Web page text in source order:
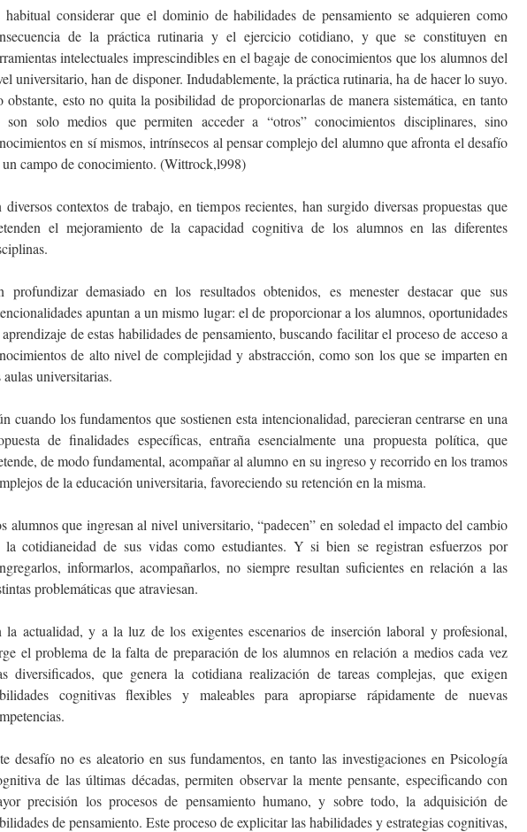
habitual considerar que el dominio de habilidades de pensamiento se adquieren como
de la práctica rutinaria y el ejercicio cotidiano, y que se constituyen en
intelectuales imprescindibles en el bagaje de conocimientos que los alumnos del
universitario, han de disponer. Indudablemente, la práctica rutinaria, ha de hacer lo suyo.
obstante, esto no quita la posibilidad de proporcionarlas de manera sistemática, en tanto
son solo medios que permiten acceder a “otros” conocimientos disciplinares, sino
en sí mismos, intrínsecos al pensar complejo del alumno que afronta el desafío
un campo de conocimiento. (Wittrock,l998)
diversos contextos de trabajo, en tiempos recientes, han surgido diversas propuestas que
el mejoramiento de la capacidad cognitiva de los alumnos en las diferentes
profundizar demasiado en los resultados obtenidos, es menester destacar que sus
apuntan a un mismo lugar: el de proporcionar a los alumnos, oportunidades
de estas habilidades de pensamiento, buscando facilitar el proceso de acceso a
de alto nivel de complejidad y abstracción, como son los que se imparten en
aulas universitarias.
cuando los fundamentos que sostienen esta intencionalidad, parecieran centrarse en una
de finalidades específicas, entraña esencialmente una propuesta política, que
de modo fundamental, acompañar al alumno en su ingreso y recorrido en los tramos
de la educación universitaria, favoreciendo su retención en la misma.
alumnos que ingresan al nivel universitario, “padecen” en soledad el impacto del cambio
la cotidianeidad de sus vidas como estudiantes. Y si bien se registran esfuerzos por
informarlos, acompañarlos, no siempre resultan suficientes en relación a las
problemáticas que atraviesan.
la actualidad, y a la luz de los exigentes escenarios de inserción laboral y profesional,
el problema de la falta de preparación de los alumnos en relación a medios cada vez
diversificados, que genera la cotidiana realización de tareas complejas, que exigen
cognitivas flexibles y maleables para apropiarse rápidamente de nuevas
desafío no es aleatorio en sus fundamentos, en tanto las investigaciones en Psicología
de las últimas décadas, permiten observar la mente pensante, especificando con
precisión los procesos de pensamiento humano, y sobre todo, la adquisición de
de pensamiento. Este proceso de explicitar las habilidades y estrategias cognitivas,